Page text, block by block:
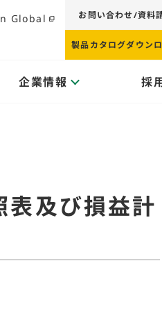
Global お問い合わせ/資料
製品カタログダウン
企業情報 採
及び損益計